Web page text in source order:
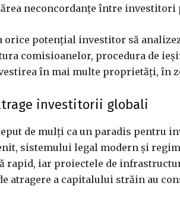
neconcordanțe între
orice potențial investitor să
comisioanelor, procedura de
în mai multe proprietăți, în
investitorii globali
de mulți ca un paradis pentru
sistemului legal modern și
rapid, iar proiectele de
atragere a capitalului străin au